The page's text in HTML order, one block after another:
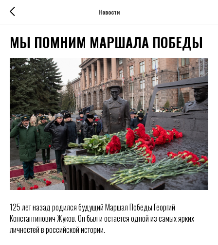
Новости
МЫ ПОМНИМ МАРШАЛА ПОБЕДЫ
125 лет назад родился будущий Маршал Победы Георгий
Константинович Жуков. Он был и остается одной из самых ярких
личностей в российской истории.